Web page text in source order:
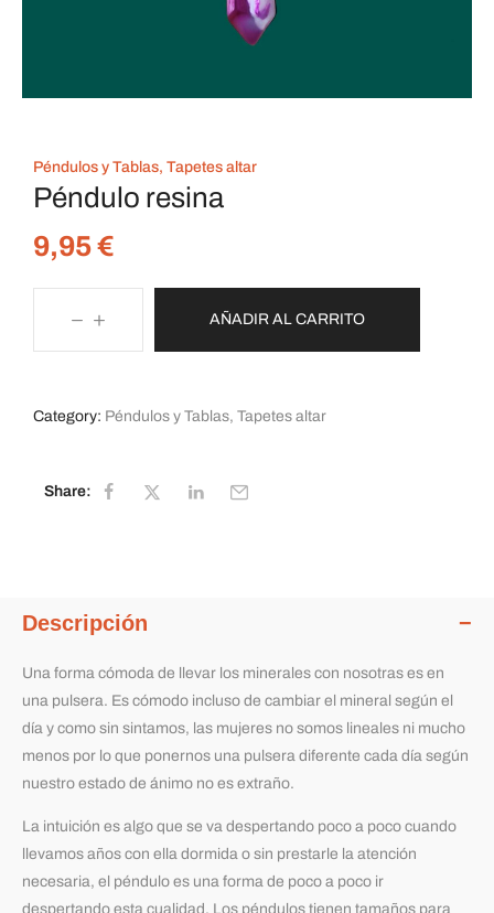
Péndulos y Tablas, Tapetes altar
Péndulo resina
9,95€
AÑADIR AL CARRITO
Category: Péndulos y Tablas, Tapetes altar
Share:
Descripción
Una forma cómoda de llevar los minerales con nosotras es en
una pulsera. Es cómodo incluso de cambiar el mineral según el
día y como sin sintamos, las mujeres no somos lineales ni mucho
menos por lo que ponernos una pulsera diferente cada día según
nuestro estado de ánimo no es extraño.
La intuición es algo que se va despertando poco a poco cuando
llevamos años con ella dormida o sin prestarle la atención
necesaria, el péndulo es una forma de poco a poco ir
despertando esta cualidad. Los péndulos tienen tamaños para